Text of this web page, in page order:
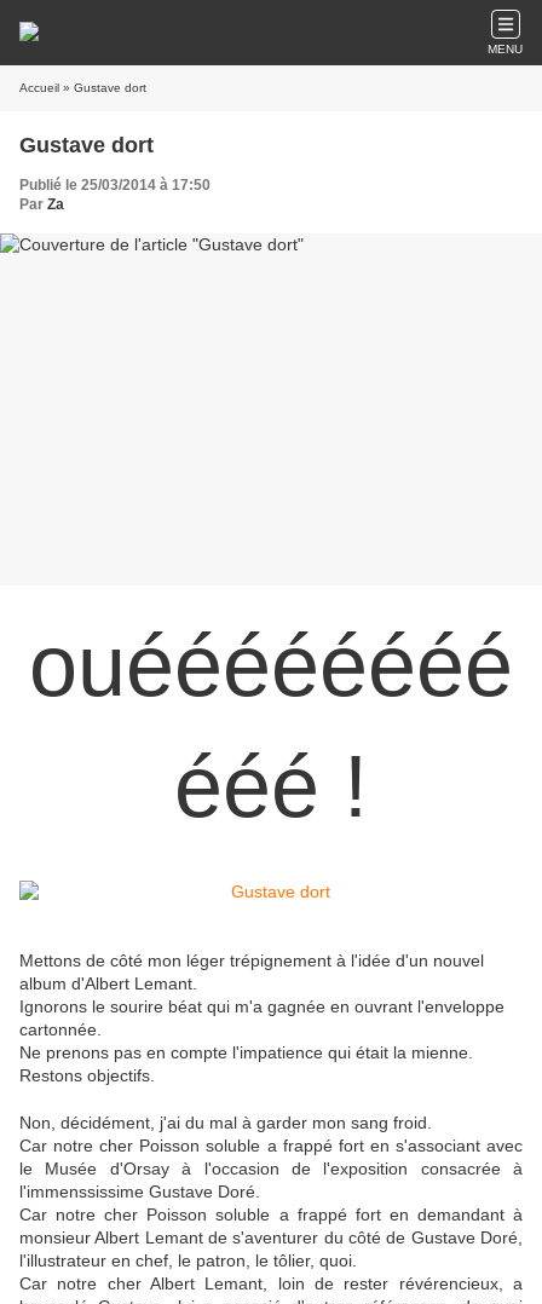
MENU
Accueil » Gustave dort
Gustave dort
Publié le 25/03/2014 à 17:50
Par Za
ouéééééééé
ééé !
Mettons de côté mon léger trépignement à l'idée d'un nouvel
album d'Albert Lemant.
Ignorons le sourire béat qui m'a gagnée en ouvrant l'enveloppe
cartonnée.
Ne prenons pas en compte l'impatience qui était la mienne.
Restons objectifs.
Non, décidément, j'ai du mal à garder mon sang froid.
Car notre cher Poisson soluble a frappé fort en s'associant avec
le Musée d'Orsay à l'occasion de l'exposition consacrée à
l'immenssissime Gustave Doré.
Car notre cher Poisson soluble a frappé fort en demandant à
monsieur Albert Lemant de s'aventurer du côté de Gustave Doré,
l'illustrateur en chef, le patron, le tôlier, quoi.
Car notre cher Albert Lemant, loin de rester révérencieux, a